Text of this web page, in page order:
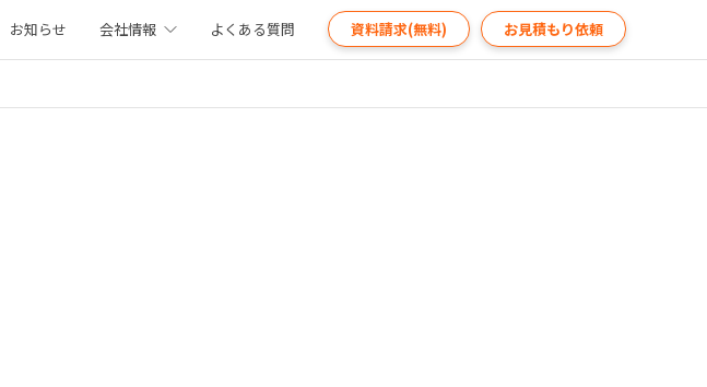
お知らせ 会社情報 よくある質問 資料請求(無料) お見積もり依頼